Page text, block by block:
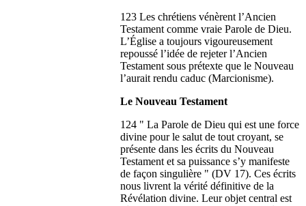
123 Les chrétiens vénèrent l’Ancien
Testament comme vraie Parole de Dieu.
L’Église a toujours vigoureusement
repoussé l’idée de rejeter l’Ancien
Testament sous prétexte que le Nouveau
l’aurait rendu caduc (Marcionisme).
Le Nouveau Testament
124 " La Parole de Dieu qui est une force
divine pour le salut de tout croyant, se
présente dans les écrits du Nouveau
Testament et sa puissance s’y manifeste
de façon singulière " (DV 17). Ces écrits
nous livrent la vérité définitive de la
Révélation divine. Leur objet central est